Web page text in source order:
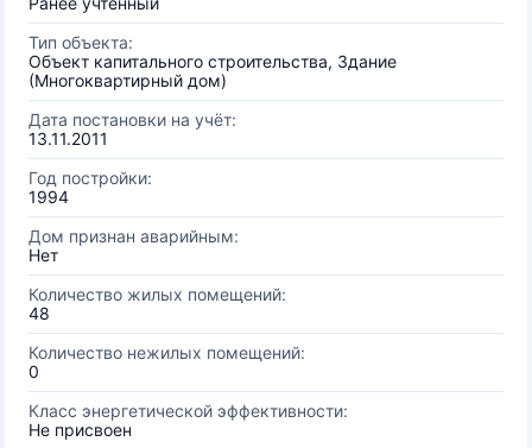
Тип объекта:
Объект капитального строительства, Здание
(Многоквартирный дом)
Дата постановки на учёт:
13.11.2011
Год постройки:
1994
Дом признан аварийным:
Нет
Количество жилых помещений:
48
Количество нежилых помещений:
0
Класс энергетической эффективности:
Не присвоен